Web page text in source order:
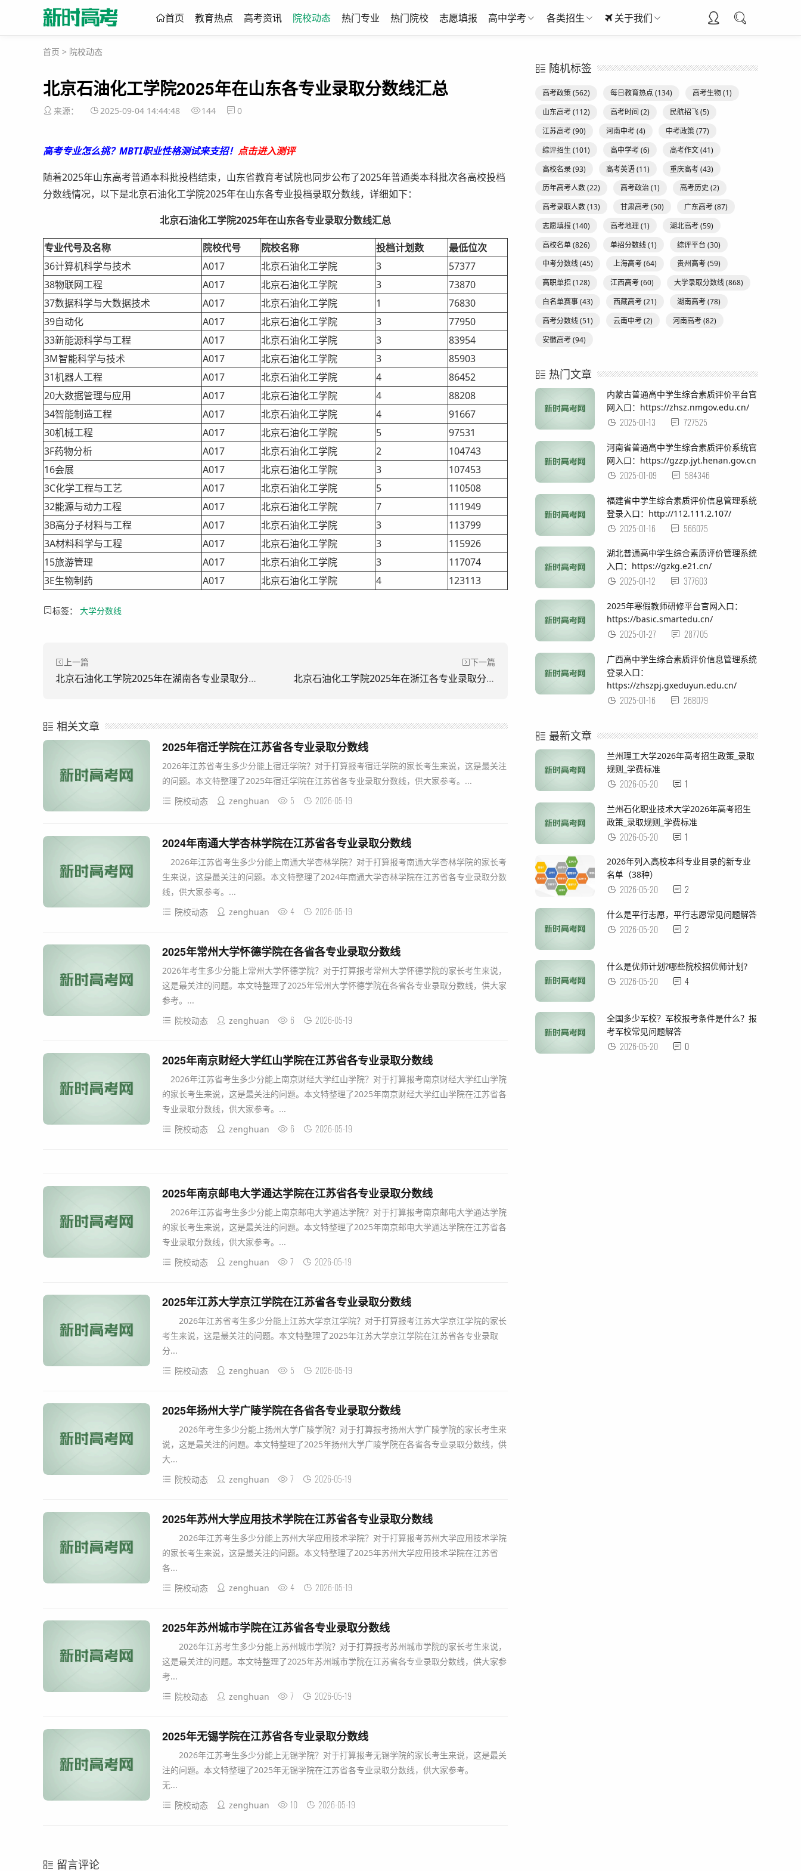
首页 教育热点 高考资讯 院校动态 热门专业 热门院校 志愿填报 高中学考 各类招生 关于我们
首页 > 院校动态
北京石油化工学院2025年在山东各专业录取分数线汇总
来源： 2025-09-04 14:44:48 144 0
高考专业怎么挑？MBTI职业性格测试来支招！ 点击进入测评
随着2025年山东高考普通本科批投档结束，山东省教育考试院也同步公布了2025年普通类本科批次各高校投档
分数线情况，以下是北京石油化工学院2025年在山东各专业投档录取分数线，详细如下：
北京石油化工学院2025年在山东各专业录取分数线汇总
专业代号及名称 院校代号 院校名称 投档计划数
最低位次
36计算机科学与技术
A017 北京石油化工学院 3
57377
38物联网工程
A017 北京石油化工学院 3
73870
37数据科学与大数据技术
A017 北京石油化工学院 1
76830
39自动化
A017 北京石油化工学院 3
77950
33新能源科学与工程
A017 北京石油化工学院 3
83954
3M智能科学与技术
A017 北京石油化工学院 3
85903
31机器人工程
A017 北京石油化工学院 4
86452
20大数据管理与应用
A017 北京石油化工学院 4
88208
34智能制造工程
A017 北京石油化工学院 4
91667
30机械工程
A017 北京石油化工学院 5
97531
3F药物分析
A017 北京石油化工学院 2
104743
16会展
A017 北京石油化工学院 3
107453
3C化学工程与工艺
A017 北京石油化工学院 5
110508
32能源与动力工程
A017 北京石油化工学院 7
111949
3B高分子材料与工程
A017 北京石油化工学院 3
113799
3A材料科学与工程
A017 北京石油化工学院 3
115926
15旅游管理
A017 北京石油化工学院 3
117074
3E生物制药
A017 北京石油化工学院 4 123113
标签： 大学分数线
上一篇
北京石油化工学院2025年在湖南各专业录取分数线汇总
下一篇
北京石油化工学院2025年在浙江各专业录取分数线汇总
相关文章
2025年宿迁学院在江苏省各专业录取分数线
2026年江苏省考生多少分能上宿迁学院？对于打算报考宿迁学院的家长考生来说，这是最关注
的问题。本文特整理了2025年宿迁学院在江苏省各专业录取分数线，供大家参考。...
院校动态
zenghuan 5 2026-05-19
2024年南通大学杏林学院在江苏省各专业录取分数线
2026年江苏省考生多少分能上南通大学杏林学院？对于打算报考南通大学杏林学院的家长考
生来说，这是最关注的问题。本文特整理了2024年南通大学杏林学院在江苏省各专业录取分数
线，供大家参考。...
院校动态
zenghuan 4 2026-05-19
2025年常州大学怀德学院在各省各专业录取分数线
2026年考生多少分能上常州大学怀德学院？对于打算报考常州大学怀德学院的家长考生来说，
这是最关注的问题。本文特整理了2025年常州大学怀德学院在各省各专业录取分数线，供大家
参考。...
院校动态
zenghuan 6 2026-05-19
2025年南京财经大学红山学院在江苏省各专业录取分数线
2026年江苏省考生多少分能上南京财经大学红山学院？对于打算报考南京财经大学红山学院
的家长考生来说，这是最关注的问题。本文特整理了2025年南京财经大学红山学院在江苏省各
专业录取分数线，供大家参考。...
院校动态
zenghuan 6 2026-05-19
2025年南京邮电大学通达学院在江苏省各专业录取分数线
2026年江苏省考生多少分能上南京邮电大学通达学院？对于打算报考南京邮电大学通达学院
的家长考生来说，这是最关注的问题。本文特整理了2025年南京邮电大学通达学院在江苏省各
专业录取分数线，供大家参考。...
院校动态
zenghuan 7 2026-05-19
2025年江苏大学京江学院在江苏省各专业录取分数线
2026年江苏省考生多少分能上江苏大学京江学院？对于打算报考江苏大学京江学院的家长
考生来说，这是最关注的问题。本文特整理了2025年江苏大学京江学院在江苏省各专业录取
分...
院校动态
zenghuan 5 2026-05-19
2025年扬州大学广陵学院在各省各专业录取分数线
2026年考生多少分能上扬州大学广陵学院？对于打算报考扬州大学广陵学院的家长考生来
说，这是最关注的问题。本文特整理了2025年扬州大学广陵学院在各省各专业录取分数线，供
大...
院校动态
zenghuan 7 2026-05-19
2025年苏州大学应用技术学院在江苏省各专业录取分数线
2026年江苏考生多少分能上苏州大学应用技术学院？对于打算报考苏州大学应用技术学院
的家长考生来说，这是最关注的问题。本文特整理了2025年苏州大学应用技术学院在江苏省
各...
院校动态
zenghuan 4 2026-05-19
2025年苏州城市学院在江苏省各专业录取分数线
2026年江苏考生多少分能上苏州城市学院？对于打算报考苏州城市学院的家长考生来说，
这是最关注的问题。本文特整理了2025年苏州城市学院在江苏省各专业录取分数线，供大家参
考...
院校动态
zenghuan 7 2026-05-19
2025年无锡学院在江苏省各专业录取分数线
2026年江苏考生多少分能上无锡学院？对于打算报考无锡学院的家长考生来说，这是最关
注的问题。本文特整理了2025年无锡学院在江苏省各专业录取分数线，供大家参考。
无...
院校动态
zenghuan 10 2026-05-19
留言评论
随机标签
高考政策(562) 每日教育热点 (134) 高考生物(1)
山东高考(112) 高考时间 (2) 民航招飞(5)
江苏高考(90) 河南中考(4) 中考政策(77)
综评招生 (101) 高中学考(6) 高考作文(41)
高校名录(93) 高考英语(11) 重庆高考(43)
历年高考人数(22) 高考政治(1) 高考历史 (2)
高考录取人数(13) 甘肃高考(50) 广东高考(87)
志愿填报 (140) 高考地理(1) 湖北高考(59)
高校名单(826) 单招分数线(1) 综评平台 (30)
中考分数线(45) 上海高考(64) 贵州高考(59)
高职单招 (128) 江西高考(60) 大学录取分数线(868)
白名单赛事(43) 西藏高考(21) 湖南高考(78)
高考分数线(51) 云南中考(2) 河南高考(82)
安徽高考(94)
热门文章
内蒙古普通高中学生综合素质评价平台官
网入口：https://zhsz.nmgov.edu.cn/
2025-01-13 727525
河南省普通高中学生综合素质评价系统官
网入口：https://gzzp.jyt.henan.gov.cn
2025-01-09 584346
福建省中学生综合素质评价信息管理系统
登录入口：http://112.111.2.107/
2025-01-16 566075
湖北普通高中学生综合素质评价管理系统
入口：https://gzkg.e21.cn/
2025-01-12 377603
2025年寒假教师研修平台官网入口：
https://basic.smartedu.cn/
2025-01-27 287705
广西高中学生综合素质评价信息管理系统
登录入口：
https://zhszpj.gxeduyun.edu.cn/
2025-01-16 268079
最新文章
兰州理工大学2026年高考招生政策_录取
规则_学费标准
2026-05-20 1
兰州石化职业技术大学2026年高考招生
政策_录取规则_学费标准
2026-05-20 1
2026年列入高校本科专业目录的新专业
名单（38种）
2026-05-20 2
什么是平行志愿，平行志愿常见问题解答
2026-05-20 2
什么是优师计划?哪些院校招优师计划?
2026-05-20 4
全国多少军校？军校报考条件是什么？报
考军校常见问题解答
2026-05-20 0